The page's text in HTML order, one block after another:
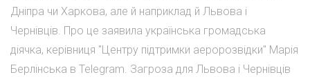
Дніпра чи Харкова, але й наприклад й Львова і
Чернівців. Про це заявила українська громадська
діячка, керівниця "Центру підтримки аеророзвідки" Марія
Берлінська в Telegram. Загроза для Львова і Чернівців